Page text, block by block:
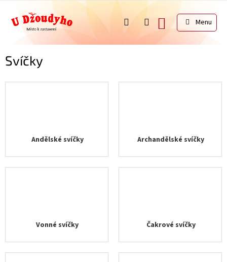
obsah
NÁKUPNÍ
KOŠÍK
Svíčky
Andělské svíčky Archandělské svíčky
Vonné svíčky Čakrové svíčky